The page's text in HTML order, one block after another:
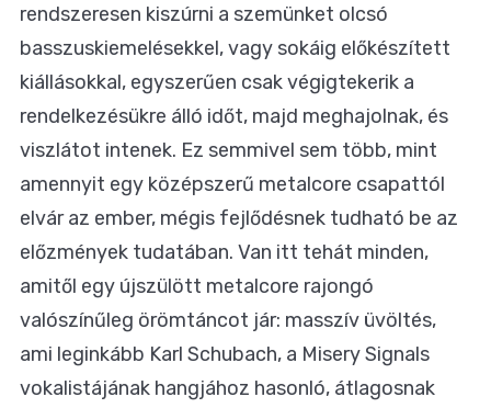
rendszeresen kiszúrni a szemünket olcsó
basszuskiemelésekkel, vagy sokáig előkészített
kiállásokkal, egyszerűen csak végigtekerik a
rendelkezésükre álló időt, majd meghajolnak, és
viszlátot intenek. Ez semmivel sem több, mint
amennyit egy középszerű metalcore csapattól
elvár az ember, mégis fejlődésnek tudható be az
előzmények tudatában. Van itt tehát minden,
amitől egy újszülött metalcore rajongó
valószínűleg örömtáncot jár: masszív üvöltés,
ami leginkább Karl Schubach, a Misery Signals
vokalistájának hangjához hasonló, átlagosnak